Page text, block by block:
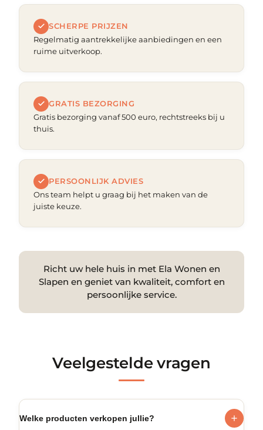
SCHERPE PRIJZEN
Regelmatig aantrekkelijke aanbiedingen en een
ruime uitverkoop.
GRATIS BEZORGING
Gratis bezorging vanaf 500 euro, rechtstreeks bij u
thuis.
PERSOONLIJK ADVIES
Ons team helpt u graag bij het maken van de
juiste keuze.
Richt uw hele huis in met Ela Wonen en
Slapen en geniet van kwaliteit, comfort en
persoonlijke service.
Veelgestelde vragen
Welke producten verkopen jullie?